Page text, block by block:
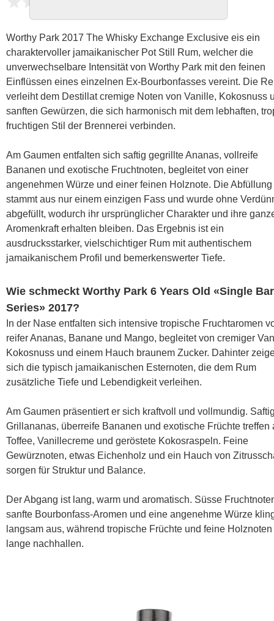
Worthy Park 2017 The Whisky Exchange Exclusive eis ein
charaktervoller jamaikanischer Pot Still Rum, welcher die
unverwechselbare Intensität von Worthy Park mit den feinen
Einflüssen eines einzelnen Ex-Bourbonfasses vereint. Die
verleiht dem Destillat cremige Noten von Vanille, Kokosnuss
sanften Gewürzen, die sich harmonisch mit dem lebhaften,
fruchtigen Stil der Brennerei verbinden.
Am Gaumen entfalten sich saftig gegrillte Ananas, vollreife
Bananen und exotische Fruchtnoten, begleitet von einer
angenehmen Würze und einer feinen Holznote. Die Abfüllung
stammt aus nur einem einzigen Fass und wurde ohne
abgefüllt, wodurch ihr ursprünglicher Charakter und ihre
Aromenkraft erhalten bleiben. Das Ergebnis ist ein
ausdrucksstarker, vielschichtiger Rum mit authentischem
jamaikanischem Profil und bemerkenswerter Tiefe.
Wie schmeckt Worthy Park 6 Years Old «Single
Series» 2017?
In der Nase entfalten sich intensive tropische Fruchtaromen
reifer Ananas, Banane und Mango, begleitet von cremiger
Kokosnuss und einem Hauch braunem Zucker. Dahinter
sich die typisch jamaikanischen Esternoten, die dem Rum
zusätzliche Tiefe und Lebendigkeit verleihen.
Am Gaumen präsentiert er sich kraftvoll und vollmundig.
Grillananas, überreife Bananen und exotische Früchte treffen
Toffee, Vanillecreme und geröstete Kokosraspeln. Feine
Gewürznoten, etwas Eichenholz und ein Hauch von
sorgen für Struktur und Balance.
Der Abgang ist lang, warm und aromatisch. Süsse
sanfte Bourbonfass-Aromen und eine angenehme Würze
langsam aus, während tropische Früchte und feine
lange nachhallen.